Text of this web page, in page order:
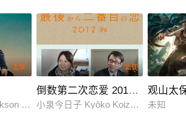
1.0
埃利亚斯·凯穆尔 Josh Murray Rankin
2.0
倒数第二次恋爱 2012秋SP
小泉今日子 Kyôko Koizumi 中井贵
观山太
未知